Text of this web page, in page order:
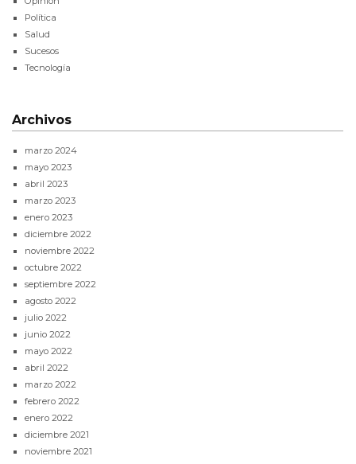
Política
Salud
Sucesos
Tecnología
Archivos
marzo 2024
mayo 2023
abril 2023
marzo 2023
enero 2023
diciembre 2022
noviembre 2022
octubre 2022
septiembre 2022
agosto 2022
julio 2022
junio 2022
mayo 2022
abril 2022
marzo 2022
febrero 2022
enero 2022
diciembre 2021
noviembre 2021